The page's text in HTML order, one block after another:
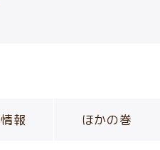
報 ほかの巻